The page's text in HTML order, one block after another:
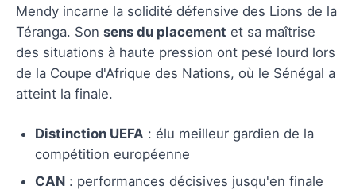
Mendy incarne la solidité défensive des Lions de la
Téranga. Son sens du placement et sa maîtrise
des situations à haute pression ont pesé lourd lors
de la Coupe d'Afrique des Nations, où le Sénégal a
atteint la finale.
Distinction UEFA : élu meilleur gardien de la
compétition européenne
CAN : performances décisives jusqu'en finale